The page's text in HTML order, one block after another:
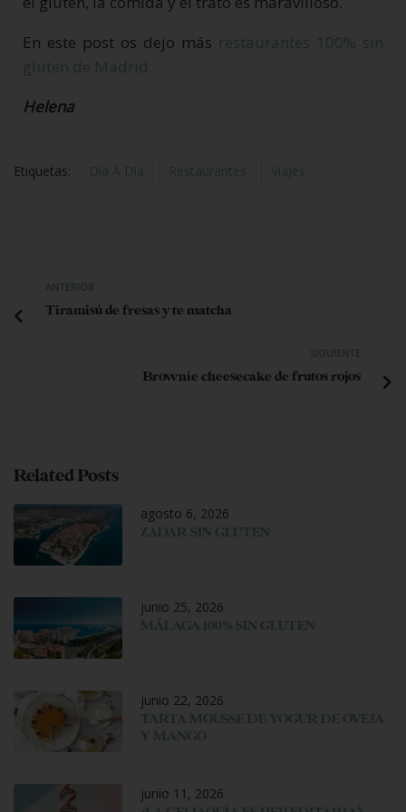
En este post os dejo más restaurantes 100% sin
gluten de Madrid.
Helena
Etiquetas: Día A Día Restaurantes Viajes
ANTERIOR
Tiramisú de fresas y te matcha
SIGUIENTE
Brownie cheesecake de frutos rojos
Related Posts
agosto 6, 2026
ZADAR SIN GLUTEN
junio 25, 2026
MÁLAGA 100% SIN GLUTEN
junio 22, 2026
TARTA MOUSSE DE YOGUR DE OVEJA
Y MANGO
junio 11, 2026